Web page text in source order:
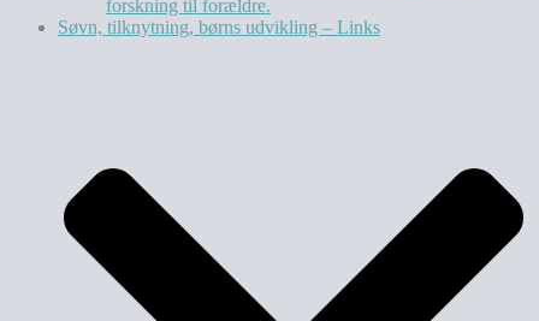
forskning til forældre.
Søvn, tilknytning, børns udvikling – Links